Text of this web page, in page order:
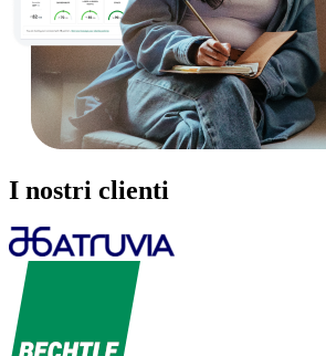
I nostri clienti